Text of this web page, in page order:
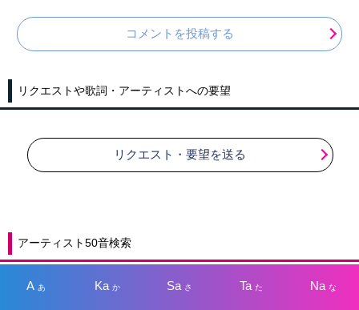
コメントを投稿する
リクエストや歌詞・アーティストへの要望
リクエスト・要望を送る
アーティスト50音検索
A あ Kaか Sa さ Taた Na な